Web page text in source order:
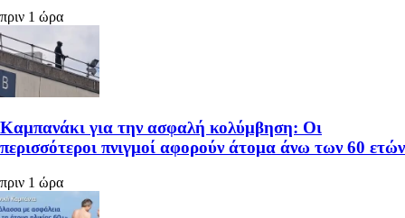
πριν 1 ώρα
Καμπανάκι για την ασφαλή κολύμβηση: Οι
περισσότεροι πνιγμοί αφορούν άτομα άνω των 60 ετών
πριν 1 ώρα